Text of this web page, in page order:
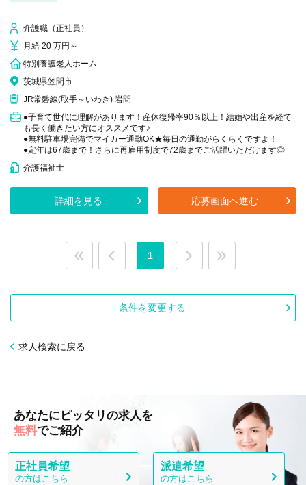
介護職（正社員）
月給 20 万円～
特別養護老人ホーム
茨城県笠間市
JR常磐線(取手～いわき) 岩間
●子育て世代に理解があります！産休復帰率90％以上！結婚や出産を経て
も長く働きたい方にオススメです♪
●無料駐車場完備でマイカー通勤OK★毎日の通勤がらくらくですよ！
●定年は67歳まで！さらに再雇用制度で72歳までご活躍いただけます◎
介護福祉士
詳細を見る 応募画面へ進む
1
条件を変更する
求人検索に戻る
あなたにピッタリの求人を
無料でご紹介
正社員希望
の方はこちら
派遣希望
の方はこちら